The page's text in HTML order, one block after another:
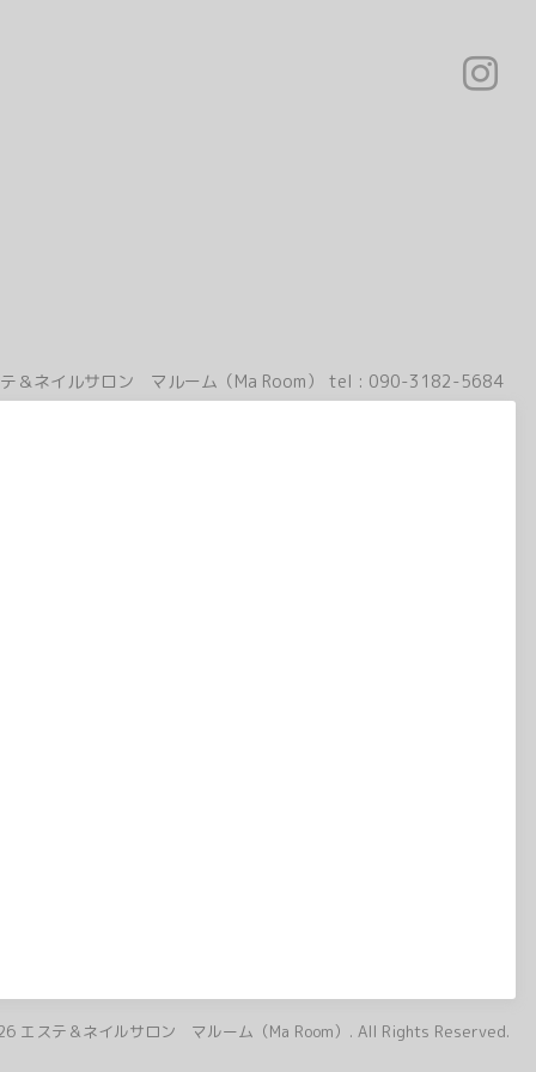
＆ネイルサロン マルーム（Ma Room） tel : 090-3182-5684
エステ＆ネイルサロン マルーム（Ma Room） . All Rights Reserved.